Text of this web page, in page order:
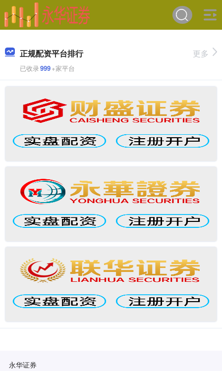
正规配资平台排行
已收录999+家平台
更多
永华证券